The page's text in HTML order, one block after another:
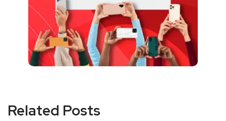
Related Posts